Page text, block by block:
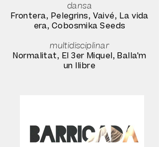
dansa
Frontera, Pelegrins, Vaivé, La vida
era, Cobosmika Seeds
multidisciplinar
Normalitat, El 3er Miquel, Balla'm
un llibre